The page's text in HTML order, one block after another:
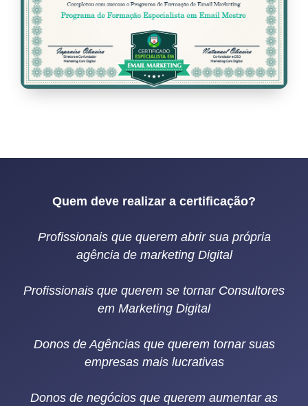
Quem deve realizar a certificação?
Profissionais que querem abrir sua própria
agência de marketing Digital
Profissionais que querem se tornar Consultores
em Marketing Digital
Donos de Agências que querem tornar suas
empresas mais lucrativas
Donos de negócios que querem aumentar as